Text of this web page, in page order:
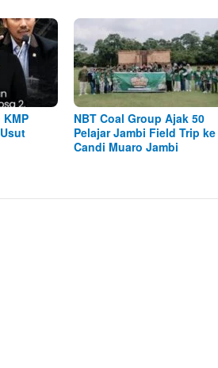
NBT Coal Group Ajak 50
Pelajar Jambi Field Trip ke
Candi Muaro Jambi